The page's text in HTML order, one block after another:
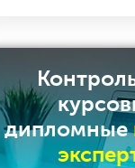
дипломные